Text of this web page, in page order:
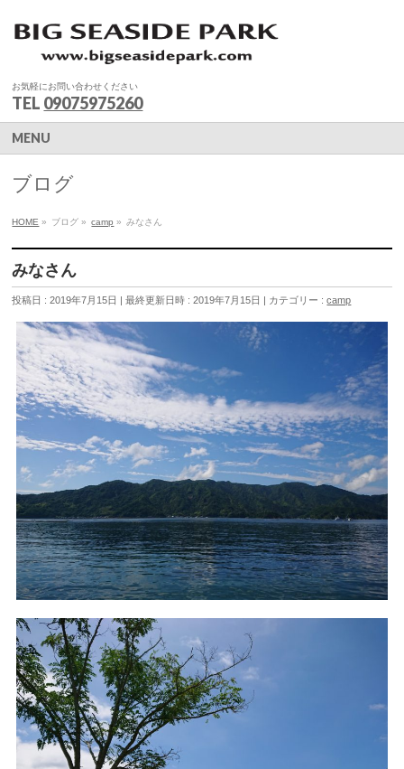
お気軽にお問い合わせください
TEL 09075975260
MENU
ブログ
HOME » ブログ » camp » みなさん
みなさん
投稿日 : 2019年7月15日 最終更新日時 : 2019年7月15日 カテゴリー :camp